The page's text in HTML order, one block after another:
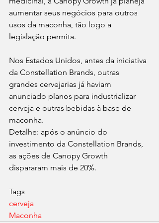
aumentar seus negócios para outros
usos da maconha, tão logo a
legislação permita.
Nos Estados Unidos, antes da iniciativa
da Constellation Brands, outras
grandes cervejarias já haviam
anunciado planos para industrializar
cerveja e outras bebidas à base de
maconha.
Detalhe: após o anúncio do
investimento da Constellation Brands,
as ações de Canopy Growth
dispararam mais de 20%.
Tags
cerveja
Maconha